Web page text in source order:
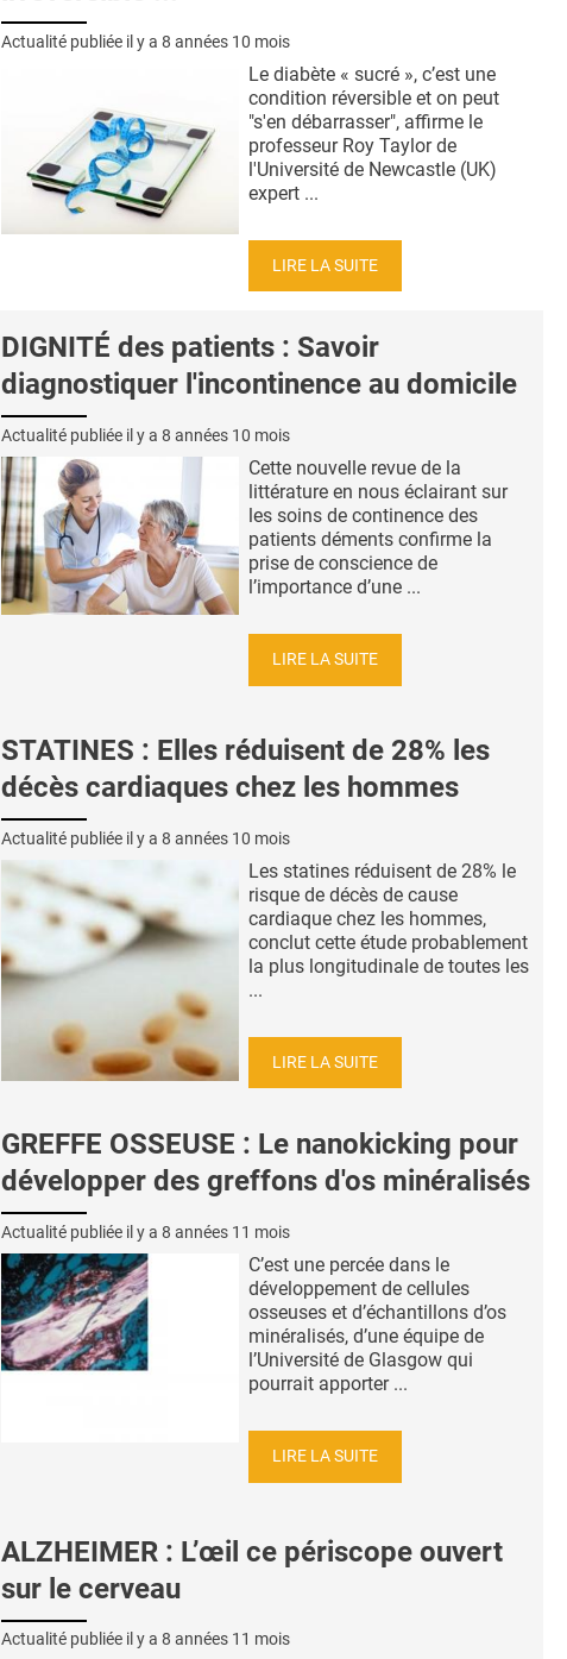
Actualité publiée il y a 8 années 10 mois
Le diabète « sucré », c’est une
condition réversible et on peut
"s'en débarrasser", affirme le
professeur Roy Taylor de
l'Université de Newcastle (UK)
expert ...
LIRE LA SUITE
DIGNITÉ des patients : Savoir
diagnostiquer l'incontinence au domicile
Actualité publiée il y a 8 années 10 mois
Cette nouvelle revue de la
littérature en nous éclairant sur
les soins de continence des
patients déments confirme la
prise de conscience de
l’importance d’une ...
LIRE LA SUITE
STATINES : Elles réduisent de 28% les
décès cardiaques chez les hommes
Actualité publiée il y a 8 années 10 mois
Les statines réduisent de 28% le
risque de décès de cause
cardiaque chez les hommes,
conclut cette étude probablement
la plus longitudinale de toutes les
...
LIRE LA SUITE
GREFFE OSSEUSE : Le nanokicking pour
développer des greffons d'os minéralisés
Actualité publiée il y a 8 années 11 mois
C’est une percée dans le
développement de cellules
osseuses et d’échantillons d’os
minéralisés, d’une équipe de
l’Université de Glasgow qui
pourrait apporter ...
LIRE LA SUITE
ALZHEIMER : L’œil ce périscope ouvert
sur le cerveau
Actualité publiée il y a 8 années 11 mois